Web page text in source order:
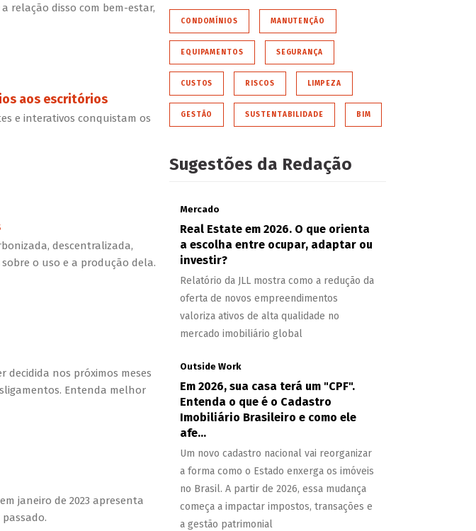
relação disso com bem-estar,
aos escritórios
e interativos conquistam os
descentralizada,
o uso e a produção dela.
decidida nos próximos meses
Entenda melhor
janeiro de 2023 apresenta
CONDOMÍNIOS MANUTENÇÃO
EQUIPAMENTOS SEGURANÇA
CUSTOS RISCOS LIMPEZA
GESTÃO SUSTENTABILIDADE BIM
Sugestões da Redação
Mercado
Real Estate em 2026. O que orienta
a escolha entre ocupar, adaptar ou
investir?
Relatório da JLL mostra como a redução da
oferta de novos empreendimentos
valoriza ativos de alta qualidade no
mercado imobiliário global
Outside Work
Em 2026, sua casa terá um "CPF".
Entenda o que é o Cadastro
Imobiliário Brasileiro e como ele
afe...
Um novo cadastro nacional vai reorganizar
a forma como o Estado enxerga os imóveis
no Brasil. A partir de 2026, essa mudança
começa a impactar impostos, transações e
a gestão patrimonial